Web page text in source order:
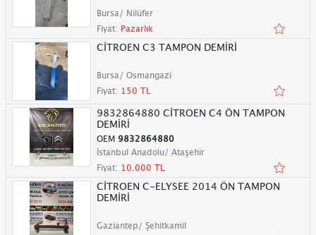
Bursa/ Nilüfer
Fiyat: Pazarlık
CİTROEN C3 TAMPON DEMİRİ
Bursa/ Osmangazi
Fiyat: 150 TL
9832864880 CİTROEN C4 ÖN TAMPON
DEMİRİ
OEM 9832864880
İstanbul Anadolu/ Ataşehir
Fiyat: 10.000 TL
CİTROEN C-ELYSEE 2014 ÖN TAMPON
DEMİRİ
Gaziantep/ Şehitkamil